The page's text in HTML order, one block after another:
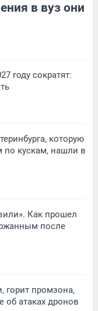
в вуз они
году сократят:
которую
по кускам, нашли в
Как прошел
после
горит промзона,
об атаках дронов